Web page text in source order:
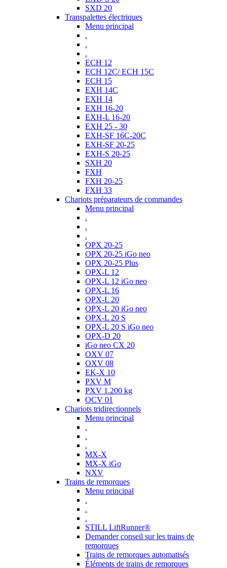
SXD 20
Transpalettes électriques
Menu principal
.
.
.
ECH 12
ECH 12C/ ECH 15C
ECH 15
EXH 14C
EXH 14
EXH 16-20
EXH-L 16-20
EXH 25 - 30
EXH-SF 16C-20C
EXH-SF 20-25
EXH-S 20-25
SXH 20
FXH
FXH 20-25
FXH 33
Chariots préparateurs de commandes
Menu principal
.
.
.
OPX 20-25
OPX 20-25 iGo neo
OPX 20-25 Plus
OPX-L 12
OPX-L 12 iGo neo
OPX-L 16
OPX-L 20
OPX-L 20 iGo neo
OPX-L 20 S
OPX-L 20 S iGo neo
OPX-D 20
iGo neo CX 20
OXV 07
OXV 08
EK-X 10
PXV M
PXV 1.200 kg
OCV 01
Chariots tridirectionnels
Menu principal
.
.
.
MX-X
MX-X iGo
NXV
Trains de remorques
Menu principal
.
.
.
STILL LiftRunner®
Demander conseil sur les trains de
remorques
Trains de remorques automatisés
Éléments de trains de remorques